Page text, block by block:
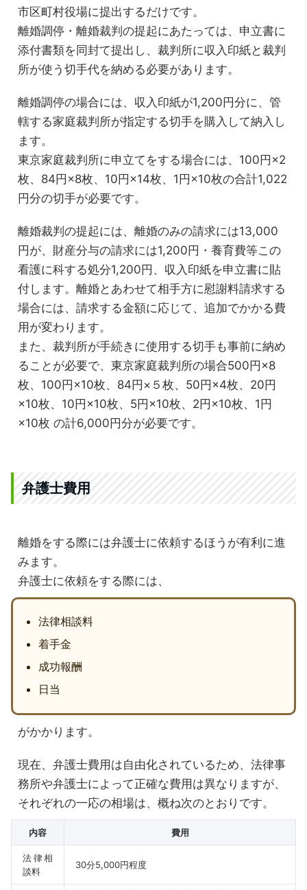
市区町村役場に提出するだけです。
離婚調停・離婚裁判の提起にあたっては、申立書に
添付書類を同封て提出し、裁判所に収入印紙と裁判
所が使う切手代を納める必要があります。
離婚調停の場合には、収入印紙が1,200円分に、管
轄する家庭裁判所が指定する切手を購入して納入し
ます。
東京家庭裁判所に申立てをする場合には、100円×2
枚、84円×8枚、10円×14枚、1円×10枚の合計1,022
円分の切手が必要です。
離婚裁判の提起には、離婚のみの請求には13,000
円が、財産分与の請求には1,200円・養育費等この
看護に科する処分1,200円、収入印紙を申立書に貼
付します。離婚とあわせて相手方に慰謝料請求する
場合には、請求する金額に応じて、追加でかかる費
用が変わります。
また、裁判所が手続きに使用する切手も事前に納め
ることが必要で、東京家庭裁判所の場合500円×8
枚、100円×10枚、84円×５枚、50円×4枚、20円
×10枚、10円×10枚、5円×10枚、2円×10枚、1円
×10枚 の計6,000円分が必要です。
弁護士費用
離婚をする際には弁護士に依頼するほうが有利に進
みます。
弁護士に依頼をする際には、
法律相談料
着手金
成功報酬
日当
がかかります。
現在、弁護士費用は自由化されているため、法律事
務所や弁護士によって正確な費用は異なりますが、
それぞれの一応の相場は、概ね次のとおりです。
内容 費用
法律相
談料
30分5,000円程度